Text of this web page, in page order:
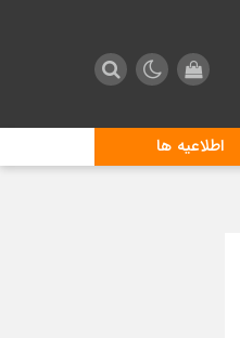
اطلاعیه ها
استقبال زائرین اربعین از مراسم